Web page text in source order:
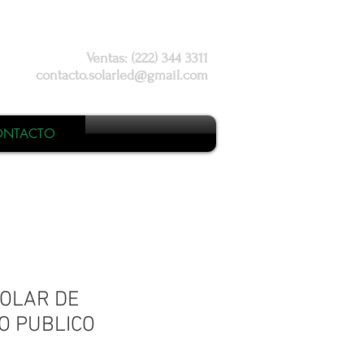
Ventas: (222) 344 3311
contacto.solarled@gmail.com
DE
PUBLICO